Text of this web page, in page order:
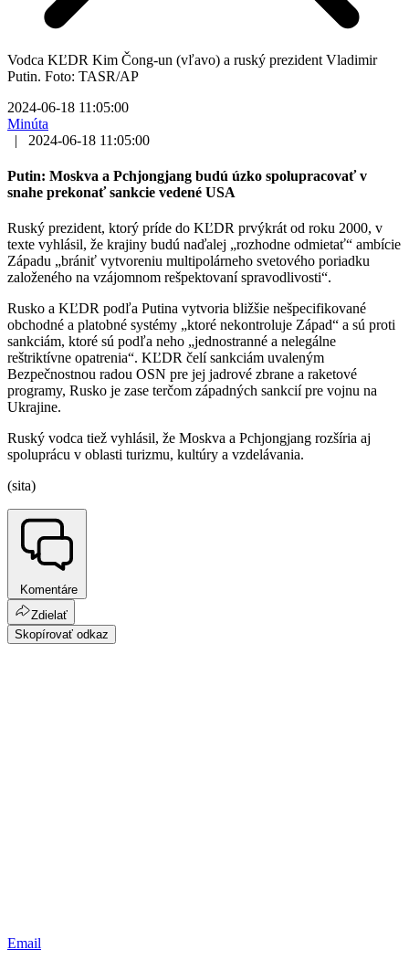
Vodca KĽDR Kim Čong-un (vľavo) a ruský prezident Vladimir
Putin. Foto: TASR/AP
2024-06-18 11:05:00
Minúta
|
2024-06-18 11:05:00
Putin: Moskva a Pchjongjang budú úzko spolupracovať v
snahe prekonať sankcie vedené USA
Ruský prezident, ktorý príde do KĽDR prvýkrát od roku 2000, v
texte vyhlásil, že krajiny budú naďalej „rozhodne odmietať“ ambície
Západu „brániť vytvoreniu multipolárneho svetového poriadku
založeného na vzájomnom rešpektovaní spravodlivosti“.
Rusko a KĽDR podľa Putina vytvoria bližšie nešpecifikované
obchodné a platobné systémy „ktoré nekontroluje Západ“ a sú proti
sankciám, ktoré sú podľa neho „jednostranné a nelegálne
reštriktívne opatrenia“. KĽDR čelí sankciám uvaleným
Bezpečnostnou radou OSN pre jej jadrové zbrane a raketové
programy, Rusko je zase terčom západných sankcií pre vojnu na
Ukrajine.
Ruský vodca tiež vyhlásil, že Moskva a Pchjongjang rozšíria aj
spoluprácu v oblasti turizmu, kultúry a vzdelávania.
(sita)
Komentáre
Zdielať
Skopírovať odkaz
Email